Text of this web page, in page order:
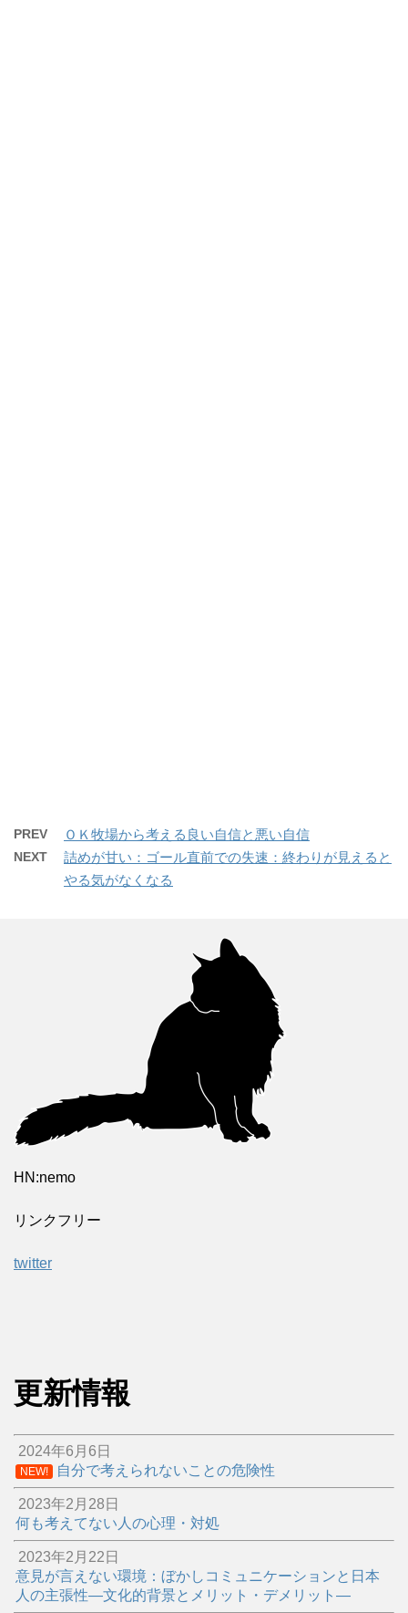
PREV ＯＫ牧場から考える良い自信と悪い自信
NEXT
詰めが甘い：ゴール直前での失速：終わりが見えると
やる気がなくなる
HN:nemo
リンクフリー
twitter
更新情報
2024年6月6日
NEW! 自分で考えられないことの危険性
2023年2月28日
何も考えてない人の心理・対処
2023年2月22日
意見が言えない環境：ぼかしコミュニケーションと日本
人の主張性―文化的背景とメリット・デメリット―